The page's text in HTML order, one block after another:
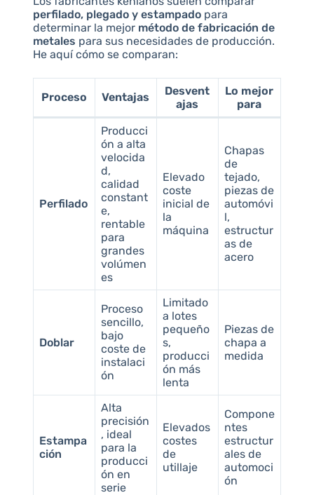
perfilado, plegado y estampadopara
determinar la mejor método de fabricación de
metales para sus necesidades de producción.
He aquí cómo se comparan:
Proceso Ventajas
Desvent
ajas
Lo mejor
para
Perfilado
Producci
ón a alta
velocida
d,
calidad
constant
e,
rentable
para
grandes
volúmen
es
Elevado
coste
inicial de
la
máquina
Chapas
de
tejado,
piezas de
automóvi
l,
estructur
as de
acero
Doblar
Proceso
sencillo,
bajo
coste de
instalaci
ón
Limitado
a lotes
pequeño
s,
producci
ón más
lenta
Piezas de
chapa a
medida
Estampa
ción
Alta
precisión
, ideal
para la
producci
ón en
serie
Elevados
costes
de
utillaje
Compone
ntes
estructur
ales de
automoci
ón